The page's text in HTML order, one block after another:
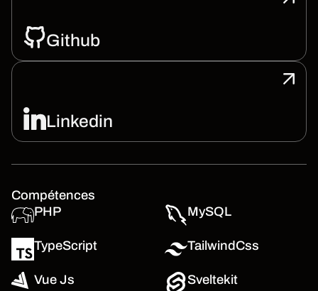
Github
Linkedin
Compétences
PHP
MySQL
TypeScript TailwindCss
Vue Js Sveltekit